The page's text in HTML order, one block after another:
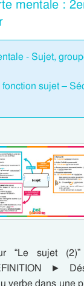
mentale :
- Sujet,
fonction sujet –
“Le sujet
►
verbe dans une